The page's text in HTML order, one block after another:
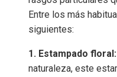
Entre los más
siguientes:
1. Estampado floral:
naturaleza, este